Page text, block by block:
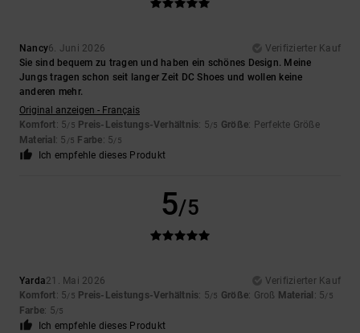
Nancy6. Juni 2026
Verifizierter Kauf
Sie sind bequem zu tragen und haben ein schönes Design. Meine
Jungs tragen schon seit langer Zeit DC Shoes und wollen keine
anderen mehr.
Original anzeigen - Français
Komfort: 5/5 Preis-Leistungs-Verhältnis: 5/5 Größe: Perfekte Größe
Material : 5 /5 Farbe: 5/5
Ich empfehle dieses Produkt
5/5
Yarda21. Mai 2026
Verifizierter Kauf
Komfort: 5/5 Preis-Leistungs-Verhältnis: 5/5 Größe: Groß Material : 5/5
Farbe: 5/5
Ich empfehle dieses Produkt